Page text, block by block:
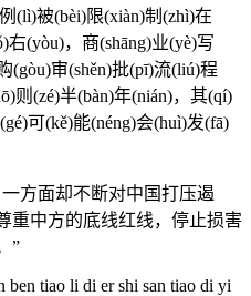
(lì)被(bèi)限(xiàn)制(zhì)在
右(yòu)，商(shāng)业(yè)写
(gòu)审(shěn)批(pī)流(liú)程
则(zé)半(bàn)年(nián)，其(qí)
可(kě)能(néng)会(huì)发(fā)
面却不断对中国打压遏
重中方的底线红线，停止损害
”
li di er shi san tiao di yi